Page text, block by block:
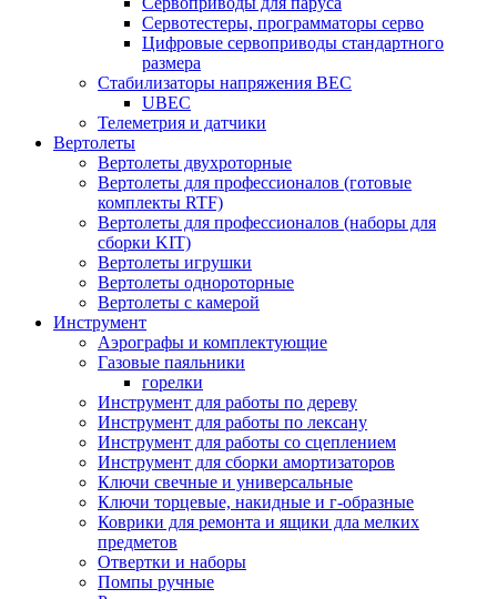
Сервотестеры, программаторы серво
Цифровые сервоприводы стандартного
размера
Стабилизаторы напряжения BEC
UBEC
Телеметрия и датчики
Вертолеты
Вертолеты двухроторные
Вертолеты для профессионалов (готовые
комплекты RTF)
Вертолеты для профессионалов (наборы для
сборки KIT)
Вертолеты игрушки
Вертолеты однороторные
Вертолеты с камерой
Инструмент
Аэрографы и комплектующие
Газовые паяльники
горелки
Инструмент для работы по дереву
Инструмент для работы по лексану
Инструмент для работы со сцеплением
Инструмент для сборки амортизаторов
Ключи свечные и универсальные
Ключи торцевые, накидные и г-образные
Коврики для ремонта и ящики дла мелких
предметов
Отвертки и наборы
Помпы ручные